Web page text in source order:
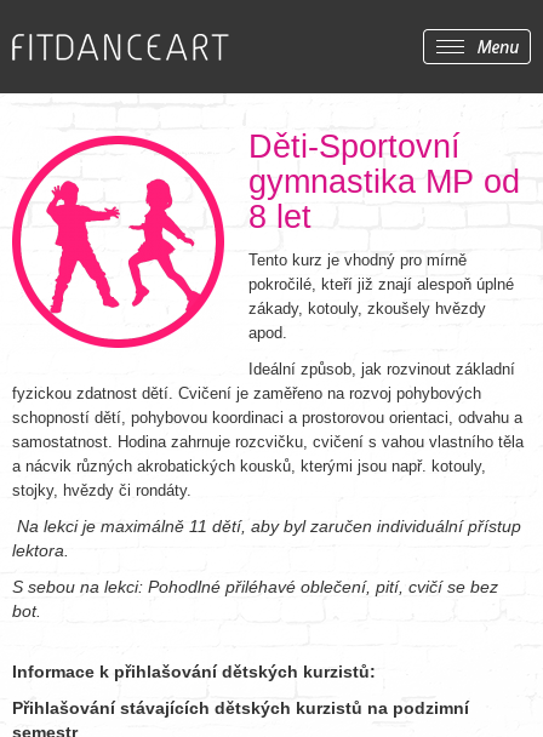
Děti-Sportovní
gymnastika MP od
8 let
Tento kurz je vhodný pro mírně
pokročilé, kteří již znají alespoň úplné
zákady, kotouly, zkoušely hvězdy
apod.
Ideální způsob, jak rozvinout základní
fyzickou zdatnost dětí. Cvičení je zaměřeno na rozvoj pohybových
schopností dětí, pohybovou koordinaci a prostorovou orientaci, odvahu a
samostatnost. Hodina zahrnuje rozcvičku, cvičení s vahou vlastního těla
a nácvik různých akrobatických kousků, kterými jsou např. kotouly,
stojky, hvězdy či rondáty.
Na lekci je maximálně 11 dětí, aby byl zaručen individuální přístup
lektora.
S sebou na lekci: Pohodlné přiléhavé oblečení, pití, cvičí se bez
bot.
Informace k přihlašování dětských kurzistů:
Přihlašování stávajících dětských kurzistů na podzimní
semestr